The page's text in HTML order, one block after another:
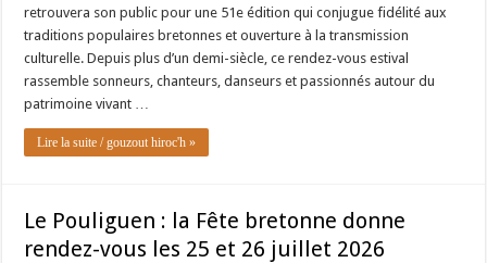
retrouvera son public pour une 51e édition qui conjugue fidélité aux
traditions populaires bretonnes et ouverture à la transmission
culturelle. Depuis plus d’un demi-siècle, ce rendez-vous estival
rassemble sonneurs, chanteurs, danseurs et passionnés autour du
patrimoine vivant …
Lire la suite / gouzout hiroc'h »
Le Pouliguen : la Fête bretonne donne
rendez-vous les 25 et 26 juillet 2026